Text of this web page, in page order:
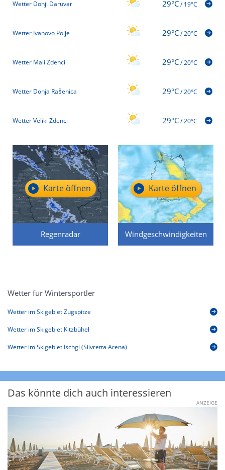
Wetter Donji Daruvar 29°C/19°C
Wetter Ivanovo Polje 29°C/20°C
Wetter Mali Zdenci 29°C/20°C
Wetter Donja Rašenica 29°C/20°C
Wetter Veliki Zdenci 29°C/20°C
Regenradar
Karte öffnen
Windgeschwindigkeiten
Karte öffnen
Wetter für Wintersportler
Wetter im Skigebiet Zugspitze
Wetter im Skigebiet Kitzbühel
Wetter im Skigebiet Ischgl (Silvretta Arena)
Das könnte dich auch interessieren
ANZEIGE